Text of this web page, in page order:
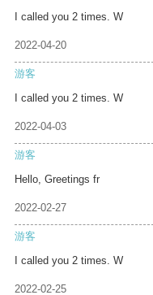
I called you 2 times. W
2022-04-20
游客
I called you 2 times. W
2022-04-03
游客
Hello, Greetings fr
2022-02-27
游客
I called you 2 times. W
2022-02-25